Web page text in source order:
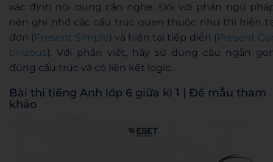
xác định nội dung cần nghe. Đối với phần ngữ
nên ghi nhớ các cấu trúc quen thuộc như thì hiện
đơn (Present Simple) và hiện tại tiếp diễn (Present
tinuous). Với phần viết, hãy sử dụng câu ngắn
đúng cấu trúc và có liên kết logic.
Bài thi tiếng Anh lớp 6 giữa kì 1 | Đề mẫu tham
khảo